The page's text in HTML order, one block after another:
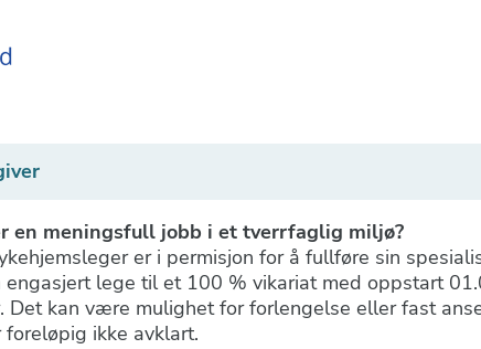
en meningsfull jobb i et tverrfaglig miljø?
er i permisjon for å fullføre sin
engasjert lege til et 100 % vikariat med oppstart
Det kan være mulighet for forlengelse eller fast
ikke avklart.